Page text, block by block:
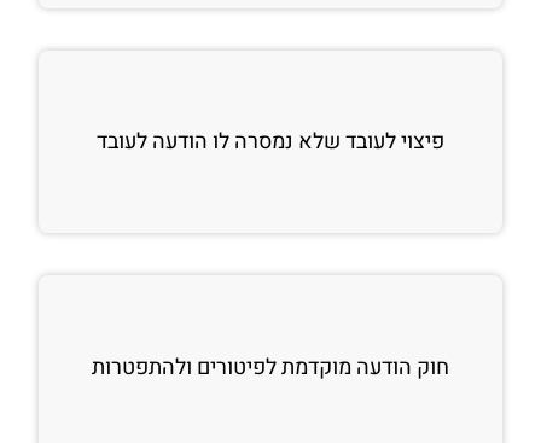
פיצוי לעובד שלא נמסרה לו הודעה לעובד
חוק הודעה מוקדמת לפיטורים ולהתפטרות